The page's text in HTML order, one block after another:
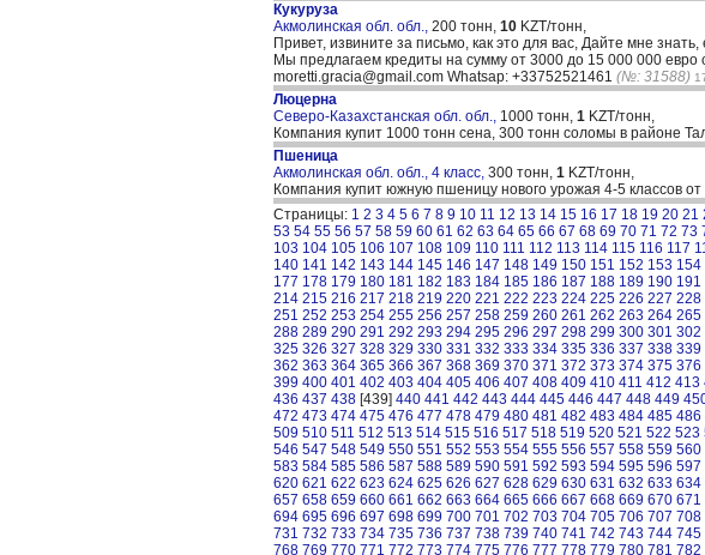
Кукуруза
Акмолинская обл. обл., 200 тонн, 10 KZT/тонн,
Привет, извините за письмо, как это для вас, Дайте мне
Мы предлагаем кредиты на сумму от 3000 до 15 000 000 евро
moretti.gracia@gmail.com Whatsap: +33752521461 (№: 31588)
Люцерна
Северо-Казахстанская обл. обл., 1000 тонн, 1 KZT/тонн,
Компания купит 1000 тонн сена, 300 тонн соломы в районе
Пшеница
Акмолинская обл. обл., 4 класс, 300 тонн, 1 KZT/тонн,
Компания купит южную пшеницу нового урожая 4-5 классов
Страницы: 1 2 3 4 5 6 7 8 9 10 11 12 13 14 15 16 17 18 19 20 21
53 54 55 56 57 58 59 60 61 62 63 64 65 66 67 68 69 70 71 72 73
103 104 105 106 107 108 109 110 111 112 113 114 115 116 117
140 141 142 143 144 145 146 147 148 149 150 151 152 153 154
177 178 179 180 181 182 183 184 185 186 187 188 189 190 191
214 215 216 217 218 219 220 221 222 223 224 225 226 227 228
251 252 253 254 255 256 257 258 259 260 261 262 263 264 265
288 289 290 291 292 293 294 295 296 297 298 299 300 301 302
325 326 327 328 329 330 331 332 333 334 335 336 337 338 339
362 363 364 365 366 367 368 369 370 371 372 373 374 375 376
399 400 401 402 403 404 405 406 407 408 409 410 411 412 413
436 437 438 [439] 440 441 442 443 444 445 446 447 448 449
472 473 474 475 476 477 478 479 480 481 482 483 484 485 486
509 510 511 512 513 514 515 516 517 518 519 520 521 522 523
546 547 548 549 550 551 552 553 554 555 556 557 558 559 560
583 584 585 586 587 588 589 590 591 592 593 594 595 596 597
620 621 622 623 624 625 626 627 628 629 630 631 632 633 634
657 658 659 660 661 662 663 664 665 666 667 668 669 670 671
694 695 696 697 698 699 700 701 702 703 704 705 706 707 708
731 732 733 734 735 736 737 738 739 740 741 742 743 744 745
768 769 770 771 772 773 774 775 776 777 778 779 780 781 782